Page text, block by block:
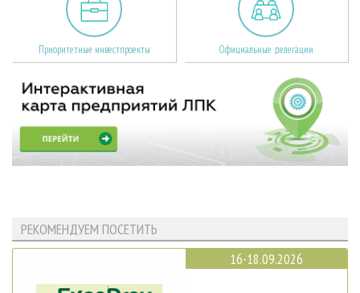
Приоритетные инвестпроекты Официальные делегации
РЕКОМЕНДУЕМ ПОСЕТИТЬ
16-18.09.2026